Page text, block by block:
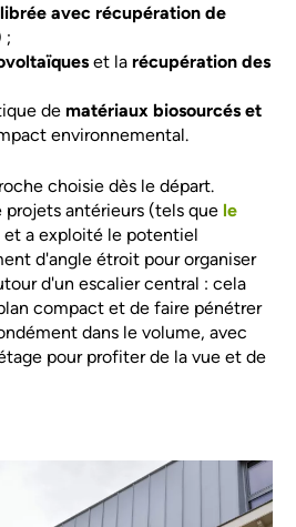
avec récupération de
;
et larécupération des
dematériaux biosourcés et
environnemental.
choisie dès le départ.
projets antérieurs (tels quele
et a exploité le potentiel
d'angle étroit pour organiser
d'un escalier central : cela
compact et de faire pénétrer
dans le volume, avec
pour profiter de la vue et de